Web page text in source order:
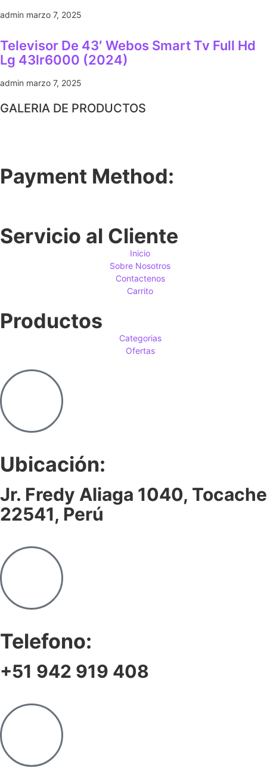
admin marzo 7, 2025
Televisor De 43′ Webos Smart Tv Full Hd
Lg 43lr6000 (2024)
admin marzo 7, 2025
GALERIA DE PRODUCTOS
Payment Method:
Servicio al Cliente
Inicio
Sobre Nosotros
Contactenos
Carrito
Productos
Categorias
Ofertas
Ubicación:
Jr. Fredy Aliaga 1040, Tocache
22541, Perú
Telefono:
+51 942 919 408